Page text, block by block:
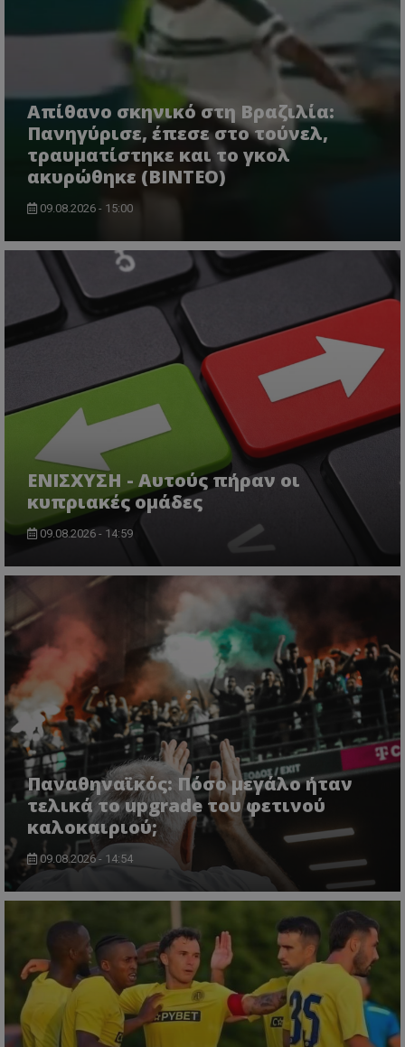
Απίθανο σκηνικό στη Βραζιλία:
Πανηγύρισε, έπεσε στο τούνελ,
τραυματίστηκε και το γκολ
ακυρώθηκε (BINTEO)
09.08.2026 - 15:00
ΕΝΙΣΧΥΣΗ - Αυτούς πήραν οι
κυπριακές ομάδες
09.08.2026 - 14:59
Παναθηναϊκός: Πόσο μεγάλο ήταν
τελικά το upgrade του φετινού
καλοκαιριού;
09.08.2026 - 14:54